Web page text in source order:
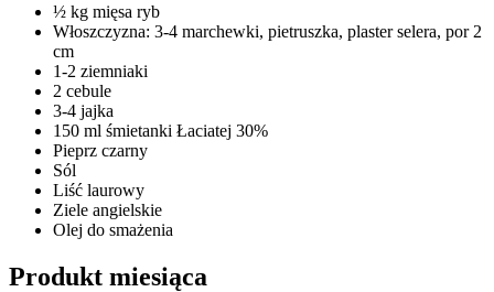
½ kg mięsa ryb
Włoszczyzna: 3-4 marchewki, pietruszka, plaster selera, por 2
cm
1-2 ziemniaki
2 cebule
3-4 jajka
150 ml śmietanki Łaciatej 30%
Pieprz czarny
Sól
Liść laurowy
Ziele angielskie
Olej do smażenia
Produkt miesiąca